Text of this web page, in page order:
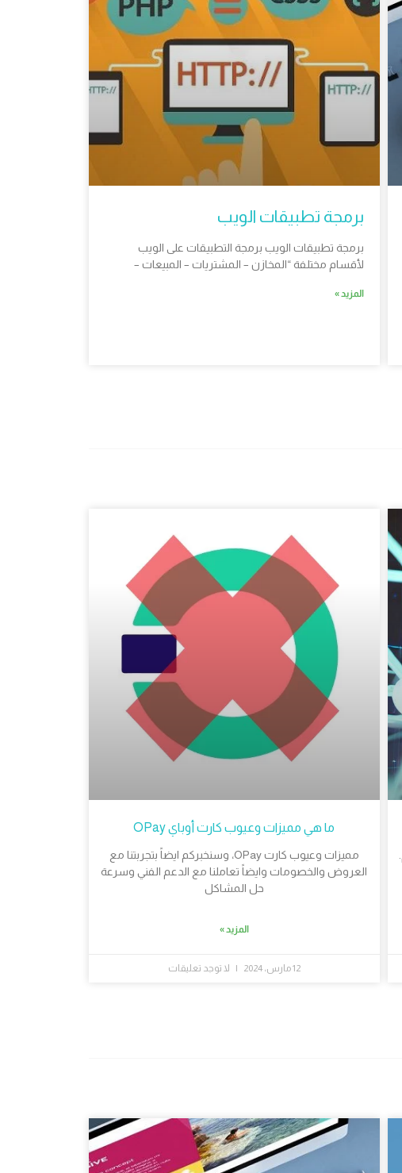
برمجة تطبيقات الويب
برمجة تطبيقات الويب برمجة التطبيقات على الويب
لأقسام مختلفة “المخازن – المشتريات – المبيعات –
المزيد »
ما هي مميزات وعيوب كارت أوباي OPay
مميزات وعيوب كارت OPay، وسنخبركم ايضاً بتجربتنا مع
العروض والخصومات وايضاً تعاملنا مع الدعم الفني وسرعة
حل المشاكل
المزيد »
12 مارس، 2024 لا توجد تعليقات